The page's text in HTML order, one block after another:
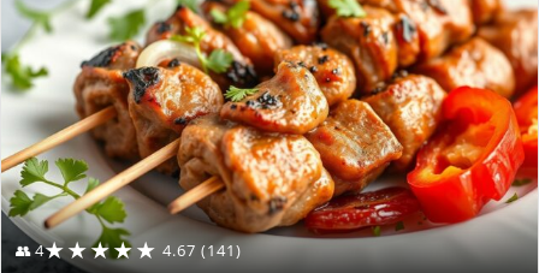
👥 4★★★★★ 4.67 (141)